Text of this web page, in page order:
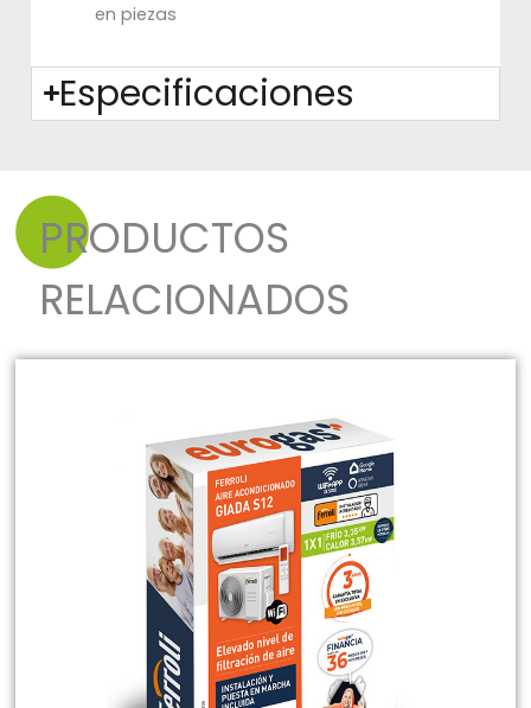
en piezas
Especificaciones
PRODUCTOS
RELACIONADOS